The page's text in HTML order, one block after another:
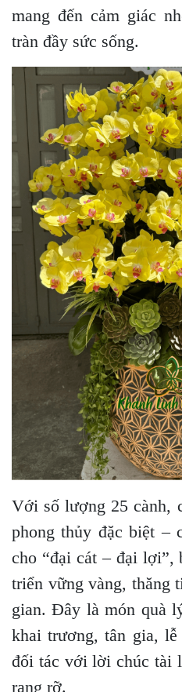
mang đến cảm giác
tràn đầy sức sống.
Với số lượng 25 cành,
phong thủy đặc biệt –
cho “đại cát – đại lợi”,
triển vững vàng, thăng
gian. Đây là món quà
khai trương, tân gia,
đối tác với lời chúc tài
rạng rỡ.